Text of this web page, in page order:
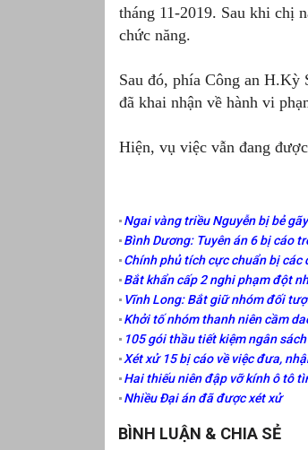
tháng 11-2019. Sau khi chị
chức năng.
Sau đó, phía Công an
đã khai nhận về hành vi
Hiện, vụ việc vẫn đang
Ngai vàng triều Nguyễn bị bẻ
Bình Dương: Tuyên án 6 bị cáo
Chính phủ tích cực chuẩn bị
Bắt khẩn cấp 2 nghi phạm đột
Vĩnh Long: Bắt giữ nhóm đối
Khởi tố nhóm thanh niên cầm
105 gói thầu tiết kiệm ngân
Xét xử 15 bị cáo về việc đưa,
Hai thiếu niên đập vỡ kính ô tô
Nhiều Đại án đã được xét xử
BÌNH LUẬN & CHIA SẺ